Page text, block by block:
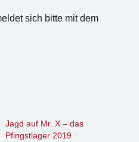
sich bitte mit dem
Jagd auf Mr. X – das
Pfingstlager 2019